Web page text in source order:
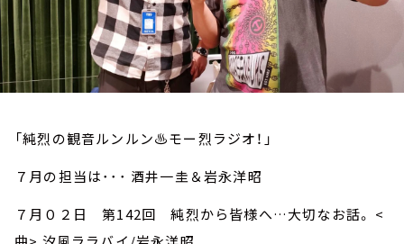
「純烈の観音ルンルン♨モー烈ラジオ！」
７月の担当は･･･ 酒井一圭＆岩永洋昭
７月０２日 第142回 純烈から皆様へ…大切なお話。 <